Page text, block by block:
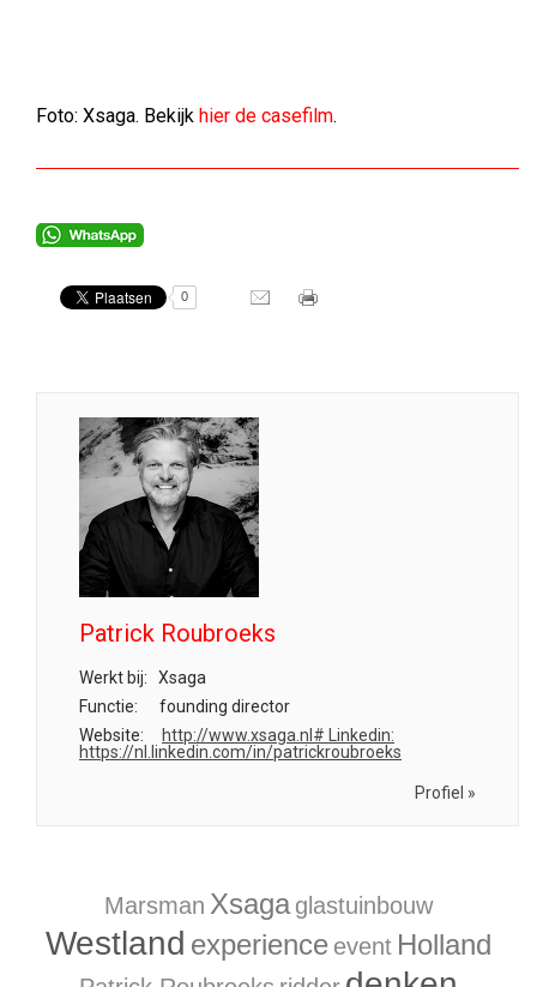
Foto: Xsaga. Bekijk hier de casefilm.
0
Patrick Roubroeks
Werkt bij:
Xsaga
Functie:
founding director
Website:
http://www.xsaga.nl# Linkedin:
https://nl.linkedin.com/in/patrickroubroeks
Profiel »
Marsman Xsaga glastuinbouw
Westland experience event Holland